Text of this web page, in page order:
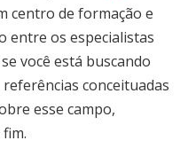
centro de formação e
entre os especialistas
você está buscando
conceituadas
esse campo,